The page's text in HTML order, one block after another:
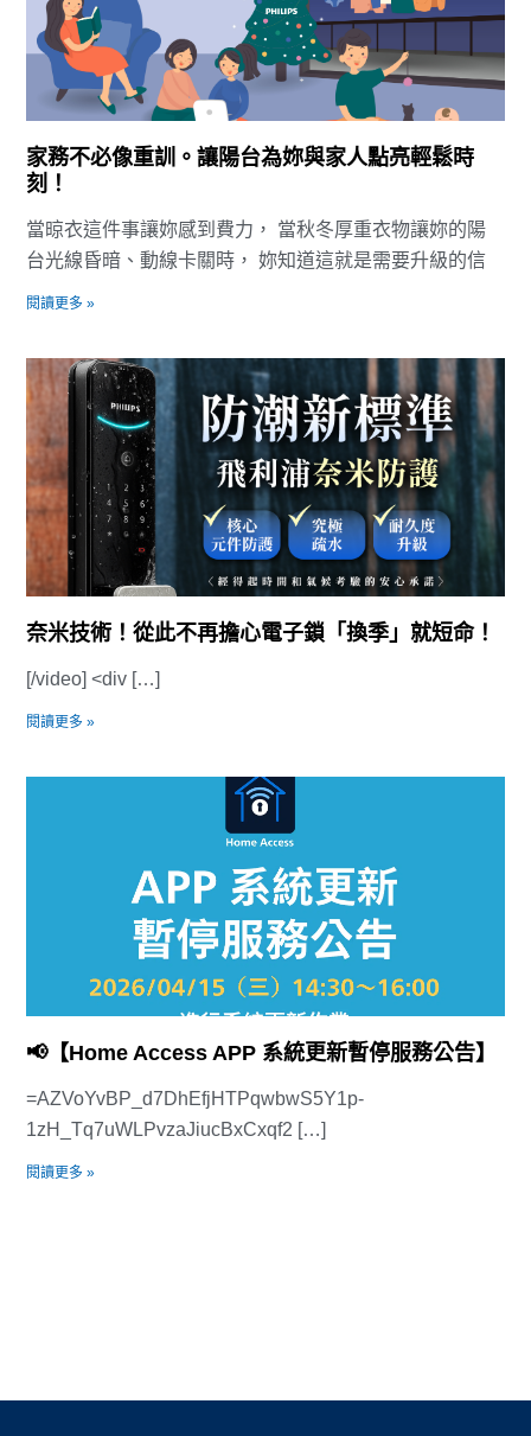
家務不必像重訓。讓陽台為妳與家人點亮輕鬆時
刻！
當晾衣這件事讓妳感到費力， 當秋冬厚重衣物讓妳的陽
台光線昏暗、動線卡關時， 妳知道這就是需要升級的信
閱讀更多 »
奈米技術！從此不再擔心電子鎖「換季」就短命！
[/video] <div […]
閱讀更多 »
📢【Home Access APP 系統更新暫停服務公告】
=AZVoYvBP_d7DhEfjHTPqwbwS5Y1p-
1zH_Tq7uWLPvzaJiucBxCxqf2 […]
閱讀更多 »